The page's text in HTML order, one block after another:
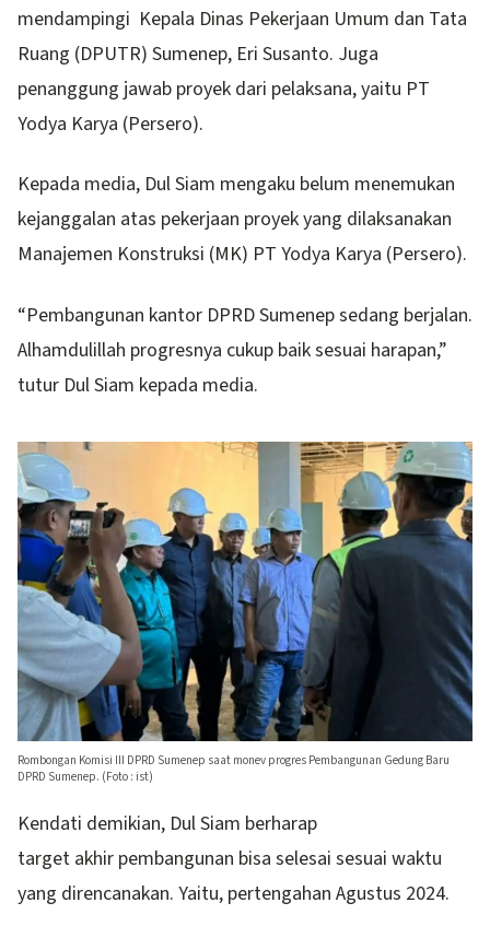
mendampingi Kepala Dinas Pekerjaan Umum dan Tata
Ruang (DPUTR) Sumenep, Eri Susanto. Juga
penanggung jawab proyek dari pelaksana, yaitu PT
Yodya Karya (Persero).
Kepada media, Dul Siam mengaku belum menemukan
kejanggalan atas pekerjaan proyek yang dilaksanakan
Manajemen Konstruksi (MK) PT Yodya Karya (Persero).
“Pembangunan kantor DPRD Sumenep sedang berjalan.
Alhamdulillah progresnya cukup baik sesuai harapan,”
tutur Dul Siam kepada media.
Rombongan Komisi III DPRD Sumenep saat monev progres Pembangunan Gedung Baru
DPRD Sumenep. (Foto : ist)
Kendati demikian, Dul Siam berharap
target akhir pembangunan bisa selesai sesuai waktu
yang direncanakan. Yaitu, pertengahan Agustus 2024.